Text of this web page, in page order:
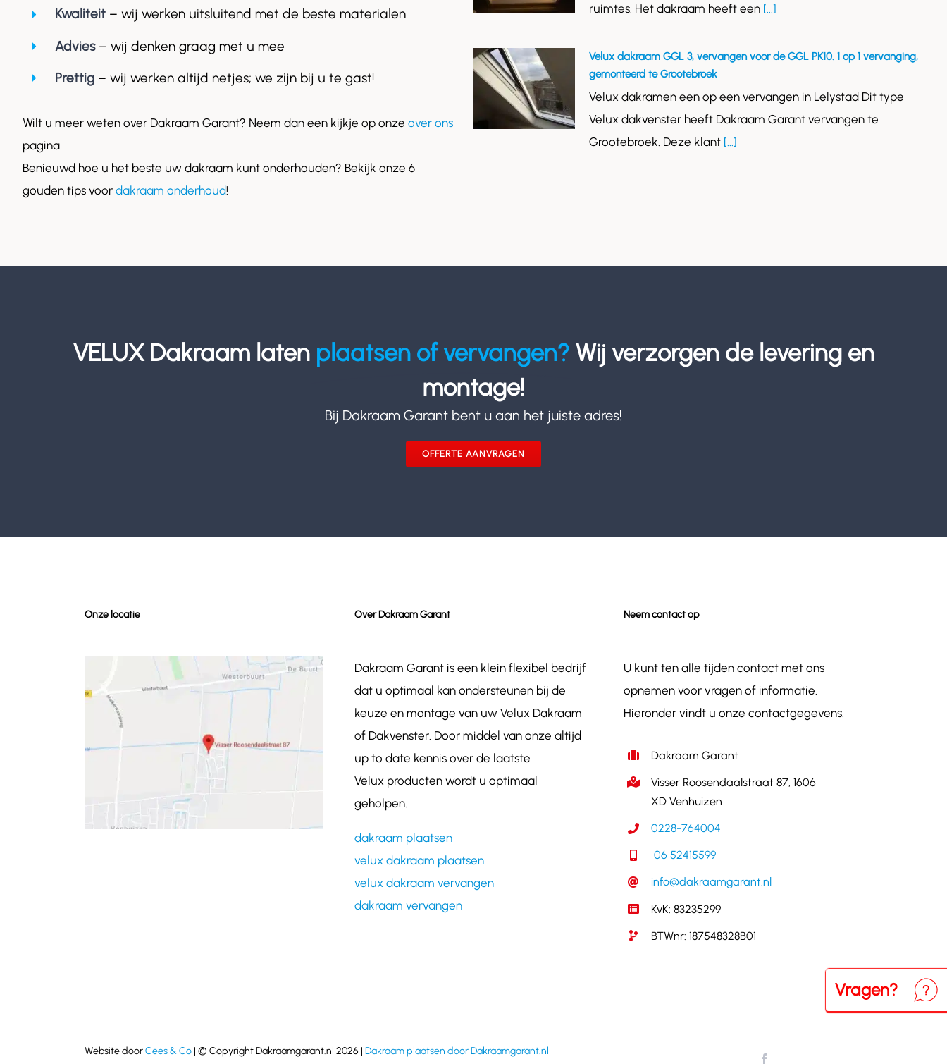
Kwaliteit– wij werken uitsluitend met de beste materialen
Advies– wij denken graag met u mee
Prettig– wij werken altijd netjes; we zijn bij u te gast!
Wilt u meer weten over Dakraam Garant? Neem dan een kijkje op onze over ons
pagina.
Benieuwd hoe u het beste uw dakraam kunt onderhouden? Bekijk onze 6
gouden tips voor dakraam onderhoud!
ruimtes. Het dakraam heeft een [...]
Velux dakraam GGL 3, vervangen voor de GGL PK10. 1 op 1 vervanging,
gemonteerd te Grootebroek
Velux dakramen een op een vervangen in Lelystad Dit type
Velux dakvenster heeft Dakraam Garant vervangen te
Grootebroek. Deze klant [...]
VELUX Dakraam laten plaatsen of vervangen? Wij verzorgen de levering en
montage!
Bij Dakraam Garant bent u aan het juiste adres!
OFFERTE AANVRAGEN
Onze locatie Over Dakraam Garant
Dakraam Garant is een klein flexibel bedrijf
dat u optimaal kan ondersteunen bij de
keuze en montage van uw Velux Dakraam
of Dakvenster. Door middel van onze altijd
up to date kennis over de laatste
Velux producten wordt u optimaal
geholpen.
dakraam plaatsen
velux dakraam plaatsen
velux dakraam vervangen
dakraam vervangen
Neem contact op
U kunt ten alle tijden contact met ons
opnemen voor vragen of informatie.
Hieronder vindt u onze contactgegevens.
Dakraam Garant
Visser Roosendaalstraat 87, 1606
XD Venhuizen
0228-764004
06 52415599
info@dakraamgarant.nl
KvK: 83235299
BTWnr: 187548328B01
Website doorCees & Co| © Copyright Dakraamgarant.nl 2026 | Dakraam plaatsen door Dakraamgarant.nl
Vragen?